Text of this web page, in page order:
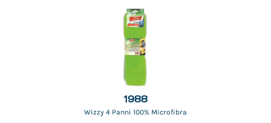
1988
Wizzy 4 Panni 100% Microfibra